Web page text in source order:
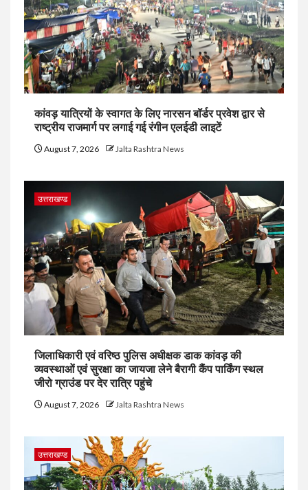
कांवड़ यात्रियों के स्वागत के लिए नारसन बॉर्डर प्रवेश द्वार से
राष्ट्रीय राजमार्ग पर लगाई गई रंगीन एलईडी लाइटें
August 7, 2026 Jalta Rashtra News
उत्तराखण्ड
जिलाधिकारी एवं वरिष्ठ पुलिस अधीक्षक डाक कांवड़ की
व्यवस्थाओं एवं सुरक्षा का जायजा लेने बैरागी कैंप पार्किंग स्थल
जीरो ग्राउंड पर देर रात्रि पहुंचे
August 7, 2026 Jalta Rashtra News
उत्तराखण्ड